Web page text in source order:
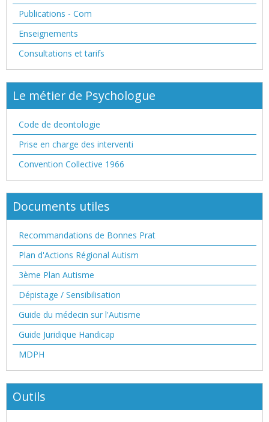
Publications - Com
Enseignements
Consultations et tarifs
Le métier de Psychologue
Code de deontologie
Prise en charge des interventi
Convention Collective 1966
Documents utiles
Recommandations de Bonnes Prat
Plan d'Actions Régional Autism
3ème Plan Autisme
Dépistage / Sensibilisation
Guide du médecin sur l'Autisme
Guide Juridique Handicap
MDPH
Outils